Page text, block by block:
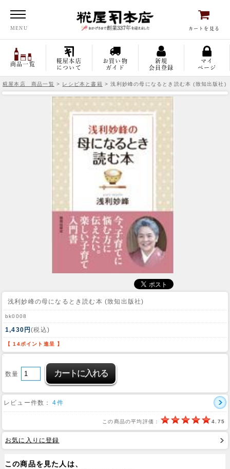
MENU カートを見る
商品一覧
糀屋本店
について
お買い物
ガイド
新規
会員登録
マイ
ページ
糀屋本店 商品一覧 > レシピ本と書籍 > 浅利妙峰の母になるとき読む本 (致知出版社)
浅利妙峰の母になるとき読む本 (致知出版社)
bk0008
1,430円(税込)
【 14ポイント進呈 】
数量
レビュー件数： 4件
この商品の平均評価： 4.75
お気に入りに登録
この商品を見た人は、